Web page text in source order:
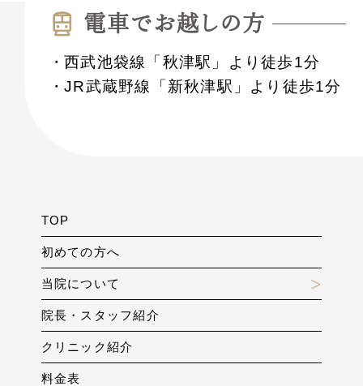
電⾞でお越しの⽅
西武池袋線「秋津駅」より徒歩1分
JR武蔵野線「新秋津駅」より徒歩1分
TOP
初めての方へ
当院について
院長・スタッフ紹介
クリニック紹介
料金表